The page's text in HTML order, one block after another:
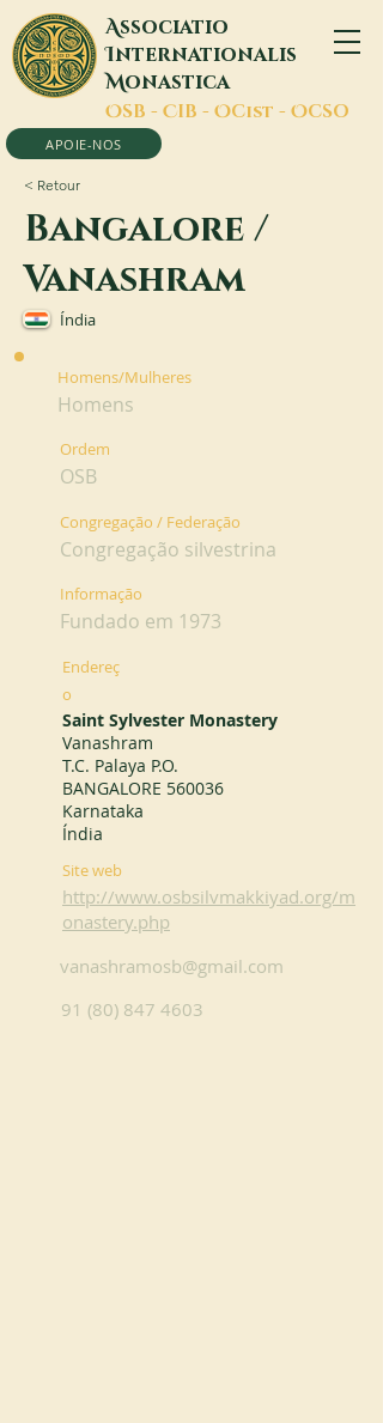
Associatio
Internationalis
Monastica
OSB - CIB - OCist - OCSO
APOIE-NOS
< Retour
Bangalore /
Vanashram
Índia
Homens/Mulheres
Homens
Ordem
OSB
Congregação / Federação
Congregação silvestrina
Informação
Fundado em 1973
Endereç
o
Saint Sylvester Monastery
Vanashram
T.C. Palaya P.O.
BANGALORE 560036
Karnataka
Índia
Site web
http://www.osbsilvmakkiyad.org/m
onastery.php
vanashramosb@gmail.com
91 (80) 847 4603